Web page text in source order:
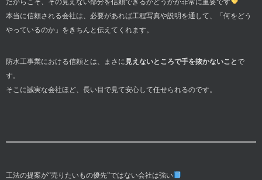
本当に信頼される会社は、必要があれば工程写真や説明を通して、「何をどう
やっているのか」をきちんと伝えてくれます。
防水工事業における信頼とは、まさに 見えないところで手を抜かないことで
す。
そこに誠実な会社ほど、長い目で見て安心して任せられるのです。
工法の提案が“売りたいもの優先”ではない会社は強い